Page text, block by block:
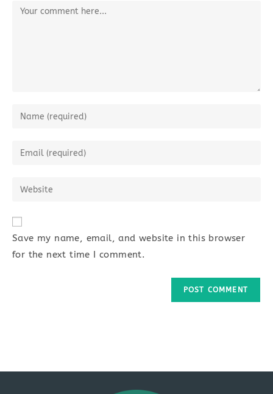
Comment
Enter
to
Enter
address
comment
Enter
website
(optional)
Save my name, email, and website in this browser
for the next time I comment.